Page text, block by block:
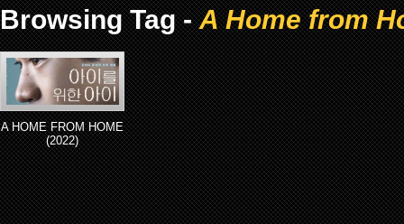
Browsing Tag -A Home from
A HOME FROM HOME
(2022)